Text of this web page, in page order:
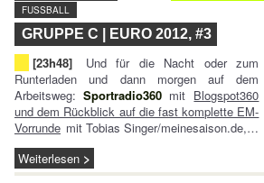
FUSSBALL
GRUPPE C | EURO 2012, #3
[23h48]
Und für die Nacht oder zum
Runterladen und dann morgen auf dem
Arbeitsweg: Sportradio360mit Blogspot360
und dem Rückblick auf die fast komplette EM-
Vorrunde mit Tobias Singer/meinesaison.de,…
Weiterlesen